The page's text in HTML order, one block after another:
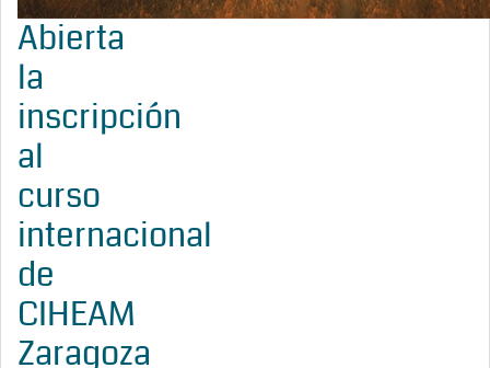
Abierta
la
inscripción
al
curso
internacional
de
CIHEAM
Zaragoza